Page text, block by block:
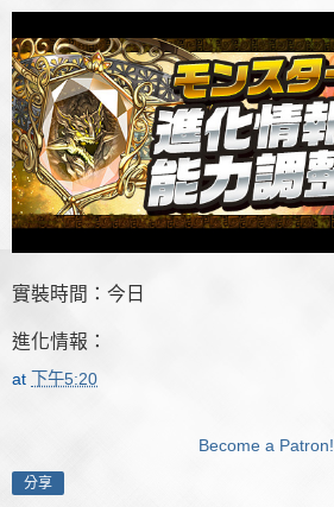
實裝時間：今日
進化情報：
at 下午5:20
Become a Patron!
分享